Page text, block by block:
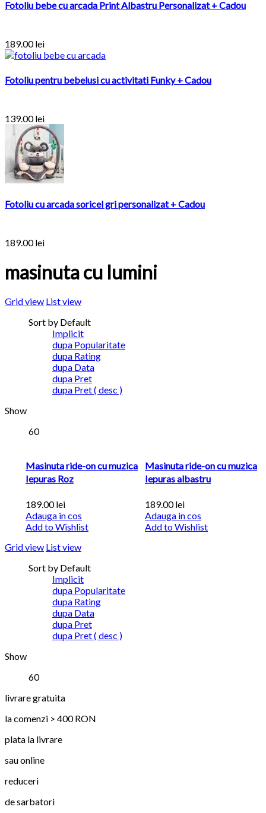
Fotoliu bebe cu arcada Print Albastru Personalizat + Cadou
189.00lei
Fotoliu pentru bebelusi cu activitati Funky + Cadou
139.00lei
Fotoliu cu arcada soricel gri personalizat + Cadou
189.00lei
masinuta cu lumini
Grid view List view
Sort by Default
Implicit
dupa Popularitate
dupa Rating
dupa Data
dupa Pret
dupa Pret ( desc )
Show
60
Masinuta ride-on cu muzica
Iepuras Roz
189.00lei
Adauga in cos
Add to Wishlist
Masinuta ride-on cu muzica
Iepuras albastru
189.00lei
Adauga in cos
Add to Wishlist
Grid view List view
Sort by Default
Implicit
dupa Popularitate
dupa Rating
dupa Data
dupa Pret
dupa Pret ( desc )
Show
60
livrare gratuita
la comenzi > 400 RON
plata la livrare
sau online
reduceri
de sarbatori